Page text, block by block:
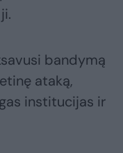
bandymą
ataką,
institucijas ir